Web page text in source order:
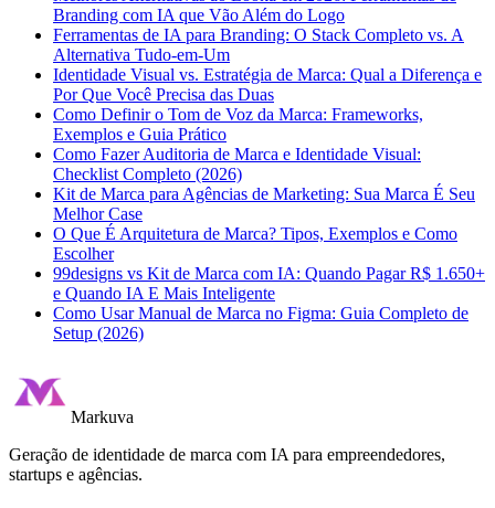
Branding com IA que Vão Além do Logo
Ferramentas de IA para Branding: O Stack Completo vs. A
Alternativa Tudo-em-Um
Identidade Visual vs. Estratégia de Marca: Qual a Diferença e
Por Que Você Precisa das Duas
Como Definir o Tom de Voz da Marca: Frameworks,
Exemplos e Guia Prático
Como Fazer Auditoria de Marca e Identidade Visual:
Checklist Completo (2026)
Kit de Marca para Agências de Marketing: Sua Marca É Seu
Melhor Case
O Que É Arquitetura de Marca? Tipos, Exemplos e Como
Escolher
99designs vs Kit de Marca com IA: Quando Pagar R$ 1.650+
e Quando IA E Mais Inteligente
Como Usar Manual de Marca no Figma: Guia Completo de
Setup (2026)
Markuva
Geração de identidade de marca com IA para empreendedores,
startups e agências.